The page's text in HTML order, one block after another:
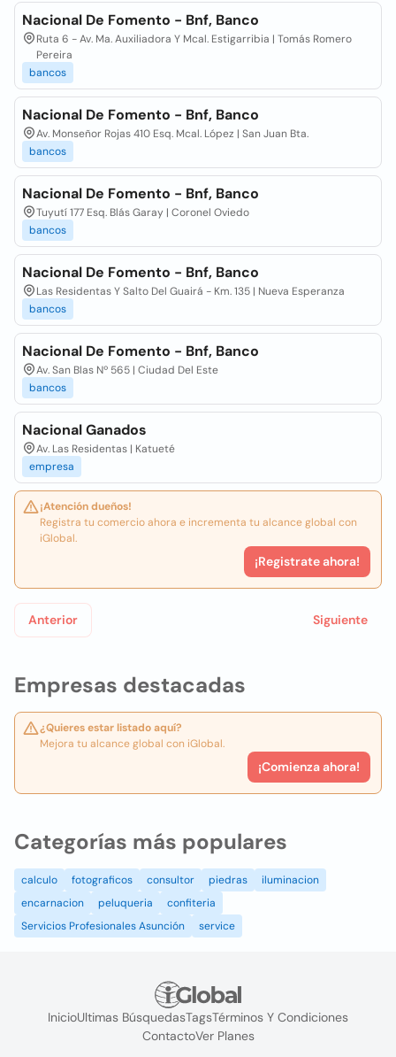
Empresas destacadas
¿Quieres estar listado aquí?
Mejora tu alcance global con iGlobal.
¡Comienza ahora!
Nacional De Fomento - Bnf, Banco
Ruta 6 - Av. Ma. Auxiliadora Y Mcal. Estigarribia | Tomás Romero
Pereira
bancos
Nacional De Fomento - Bnf, Banco
Av. Monseñor Rojas 410 Esq. Mcal. López | San Juan Bta.
bancos
Nacional De Fomento - Bnf, Banco
Tuyutí 177 Esq. Blás Garay | Coronel Oviedo
bancos
Nacional De Fomento - Bnf, Banco
Las Residentas Y Salto Del Guairá - Km. 135 | Nueva Esperanza
bancos
Nacional De Fomento - Bnf, Banco
Av. San Blas Nº 565 | Ciudad Del Este
bancos
Nacional Ganados
Av. Las Residentas | Katueté
empresa
¡Atención dueños!
Registra tu comercio ahora e incrementa tu alcance global con
iGlobal.
¡Registrate ahora!
Anterior Siguiente
Categorías más populares
calculo fotograficos consultor piedras
iluminacion
encarnacion
peluqueria
confiteria
Servicios Profesionales Asunción
service
InicioUltimas BúsquedasTagsTérminos Y Condiciones
ContactoVer Planes